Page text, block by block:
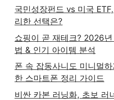
국민성장펀드 vs 미국
리한 선택은?
쇼핑이 곧 재테크? 2026
법 & 인기 아이템 분석
폰 속 잡동사니도 미니멀
한 스마트폰 정리 가이드
비싼 카본 러닝화, 초보 러